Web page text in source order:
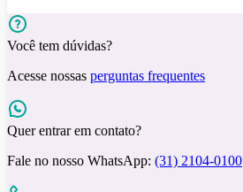
Você tem dúvidas?
Acesse nossas perguntas frequentes
Quer entrar em contato?
Fale no nosso WhatsApp: (31) 2104-0100